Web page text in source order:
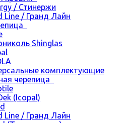
/ Стинержи
Line / Гранд Лайн
Shinglas
комплектующие
черепица
(Icopal)
Line / Гранд Лайн